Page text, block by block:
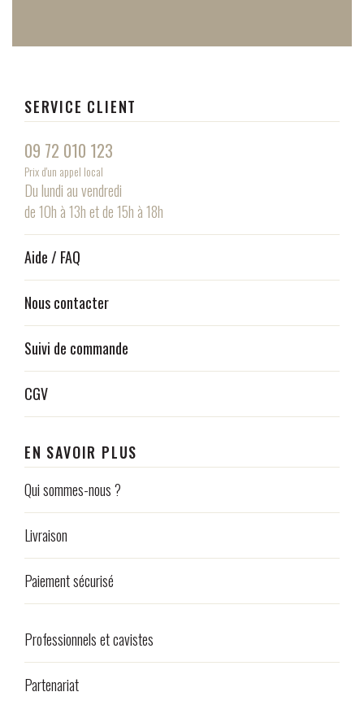
SERVICE CLIENT
09 72 010 123
Prix d'un appel local
Du lundi au vendredi
de 10h à 13h et de 15h à 18h
Aide / FAQ
Nous contacter
Suivi de commande
CGV
EN SAVOIR PLUS
Qui sommes-nous ?
Livraison
Paiement sécurisé
Professionnels et cavistes
Partenariat